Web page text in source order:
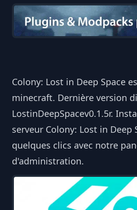
Colony: Lost in Deep Space
minecraft. Dernière version
LostinDeepSpacev0.1.5r.
serveur Colony: Lost in Deep
quelques clics avec notre
d'administration.